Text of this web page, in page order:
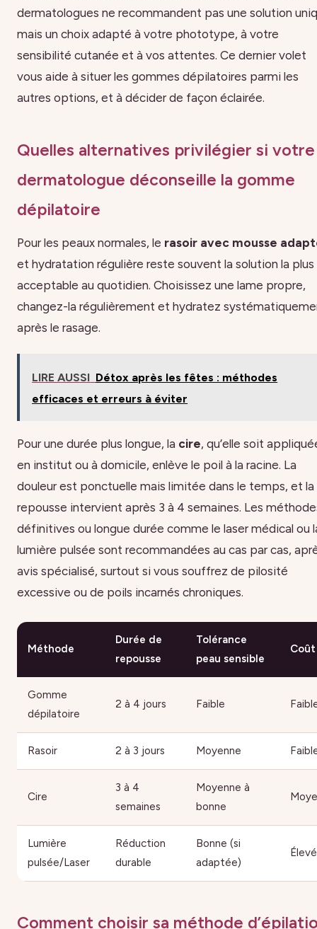
dermatologues ne recommandent pas une solution
mais un choix adapté à votre phototype, à votre
sensibilité cutanée et à vos attentes. Ce dernier volet
vous aide à situer les gommes dépilatoires parmi les
autres options, et à décider de façon éclairée.
Quelles alternatives privilégier si votre
dermatologue déconseille la gomme
dépilatoire
Pour les peaux normales, le rasoir avec mousse
et hydratation régulière reste souvent la solution la plus
acceptable au quotidien. Choisissez une lame propre,
changez-la régulièrement et hydratez
après le rasage.
LIRE AUSSI Détox après les fêtes : méthodes
efficaces et erreurs à éviter
Pour une durée plus longue, la cire, qu’elle soit
en institut ou à domicile, enlève le poil à la racine. La
douleur est ponctuelle mais limitée dans le temps, et la
repousse intervient après 3 à 4 semaines. Les
définitives ou longue durée comme le laser médical ou
lumière pulsée sont recommandées au cas par cas,
avis spécialisé, surtout si vous souffrez de pilosité
excessive ou de poils incarnés chroniques.
Méthode
Durée de
repousse
Tolérance
peau sensible
Coût
Gomme
dépilatoire
2 à 4 jours Faible
Rasoir 2 à 3 jours Moyenne
Cire
3 à 4
semaines
Moyenne à
bonne
Lumière
pulsée/Laser
Réduction
durable
Bonne (si
adaptée)
Élevé
Comment choisir sa méthode